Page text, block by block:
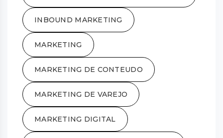
INBOUND MARKETING
MARKETING
MARKETING DE CONTEUDO
MARKETING DE VAREJO
MARKETING DIGITAL